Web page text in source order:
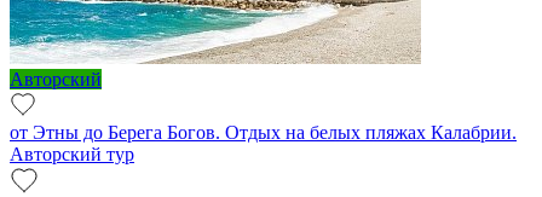
Авторский
от Этны до Берега Богов. Отдых на белых пляжах Калабрии.
Авторский тур